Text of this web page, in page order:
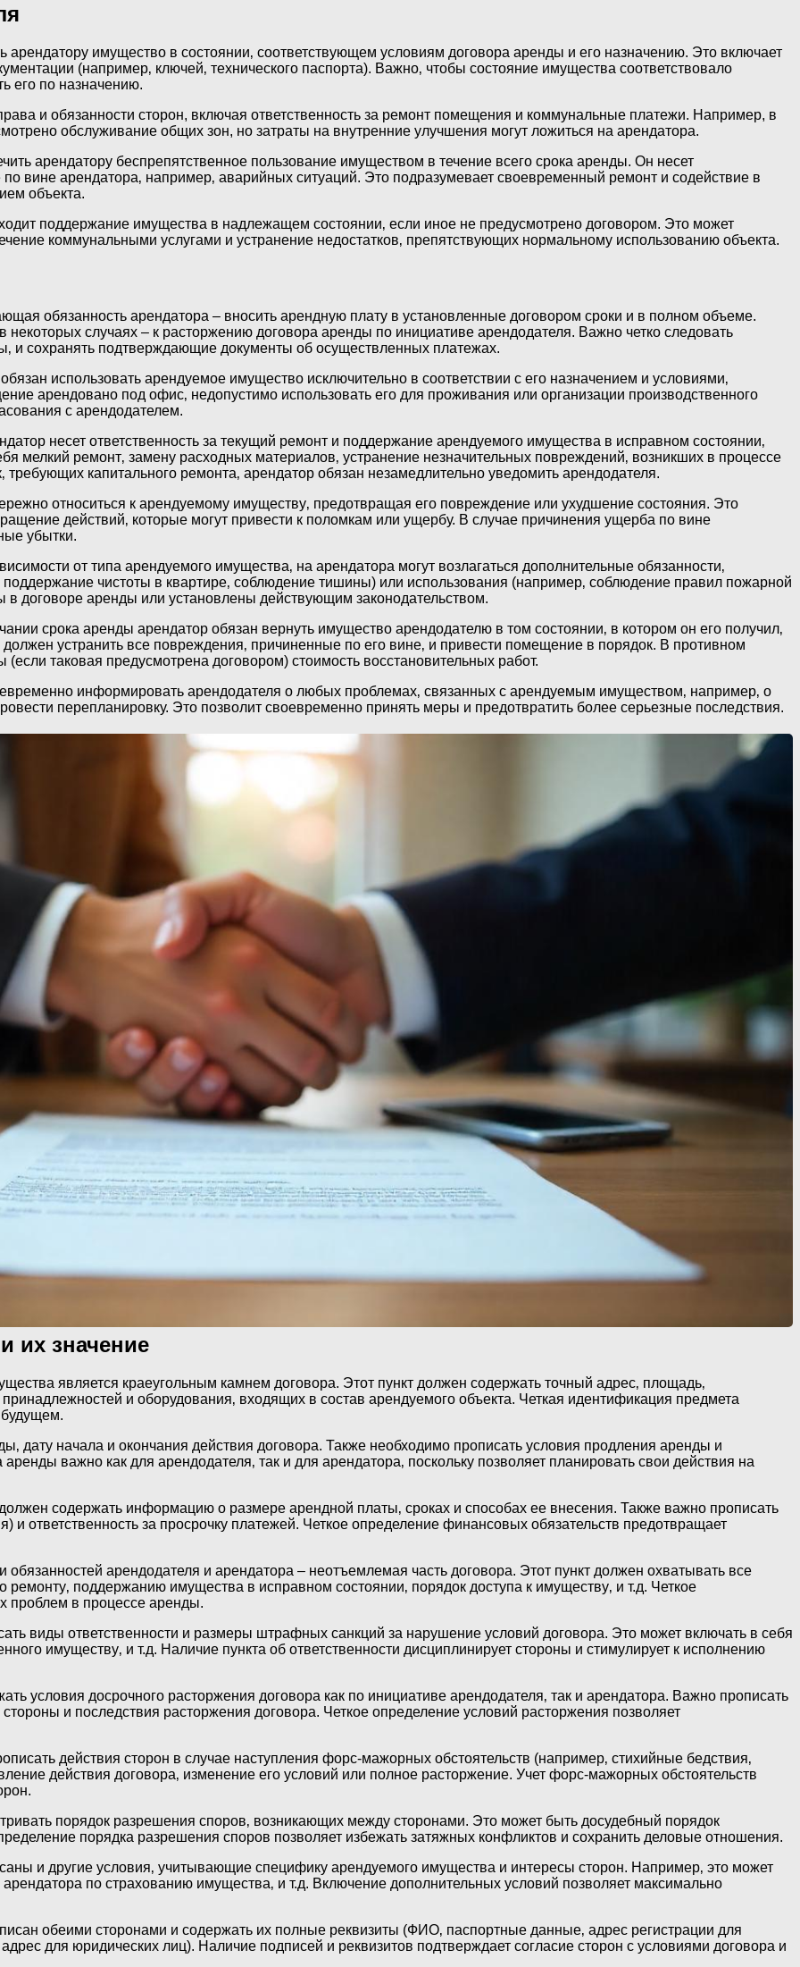
арендатору имущество в состоянии‚ соответствующем условиям договора аренды и его назначению. Это включает
(например‚ ключей‚ технического паспорта). Важно‚ чтобы состояние имущества соответствовало
его по назначению.
и обязанности сторон, включая ответственность за ремонт помещения и коммунальные платежи. Например, в
обслуживание общих зон, но затраты на внутренние улучшения могут ложиться на арендатора.
арендатору беспрепятственное пользование имуществом в течение всего срока аренды. Он несет
по вине арендатора‚ например‚ аварийных ситуаций. Это подразумевает своевременный ремонт и содействие в
объекта.
поддержание имущества в надлежащем состоянии‚ если иное не предусмотрено договором. Это может
коммунальными услугами и устранение недостатков‚ препятствующих нормальному использованию объекта.
обязанность арендатора – вносить арендную плату в установленные договором сроки и в полном объеме.
случаях – к расторжению договора аренды по инициативе арендодателя. Важно четко следовать
и сохранять подтверждающие документы об осуществленных платежах.
использовать арендуемое имущество исключительно в соответствии с его назначением и условиями‚
арендовано под офис‚ недопустимо использовать его для проживания или организации производственного
с арендодателем.
несет ответственность за текущий ремонт и поддержание арендуемого имущества в исправном состоянии‚
мелкий ремонт‚ замену расходных материалов‚ устранение незначительных повреждений‚ возникших в процессе
капитального ремонта‚ арендатор обязан незамедлительно уведомить арендодателя.
относиться к арендуемому имуществу‚ предотвращая его повреждение или ухудшение состояния. Это
действий‚ которые могут привести к поломкам или ущербу. В случае причинения ущерба по вине
убытки.
от типа арендуемого имущества‚ на арендатора могут возлагаться дополнительные обязанности‚
чистоты в квартире‚ соблюдение тишины) или использования (например‚ соблюдение правил пожарной
договоре аренды или установлены действующим законодательством.
срока аренды арендатор обязан вернуть имущество арендодателю в том состоянии‚ в котором он его получил‚
должен устранить все повреждения‚ причиненные по его вине‚ и привести помещение в порядок. В противном
таковая предусмотрена договором) стоимость восстановительных работ.
информировать арендодателя о любых проблемах‚ связанных с арендуемым имуществом‚ например‚ о
перепланировку. Это позволит своевременно принять меры и предотвратить более серьезные последствия.
их значение
является краеугольным камнем договора. Этот пункт должен содержать точный адрес‚ площадь‚
и оборудования‚ входящих в состав арендуемого объекта. Четкая идентификация предмета
дату начала и окончания действия договора. Также необходимо прописать условия продления аренды и
важно как для арендодателя‚ так и для арендатора‚ поскольку позволяет планировать свои действия на
содержать информацию о размере арендной платы‚ сроках и способах ее внесения. Также важно прописать
и ответственность за просрочку платежей. Четкое определение финансовых обязательств предотвращает
арендодателя и арендатора – неотъемлемая часть договора. Этот пункт должен охватывать все
поддержанию имущества в исправном состоянии‚ порядок доступа к имуществу‚ и т.д. Четкое
проблем в процессе аренды.
виды ответственности и размеры штрафных санкций за нарушение условий договора. Это может включать в себя
имуществу‚ и т.д. Наличие пункта об ответственности дисциплинирует стороны и стимулирует к исполнению
условия досрочного расторжения договора как по инициативе арендодателя‚ так и арендатора. Важно прописать
и последствия расторжения договора. Четкое определение условий расторжения позволяет
действия сторон в случае наступления форс-мажорных обстоятельств (например‚ стихийные бедствия‚
действия договора‚ изменение его условий или полное расторжение. Учет форс-мажорных обстоятельств
порядок разрешения споров‚ возникающих между сторонами. Это может быть досудебный порядок
порядка разрешения споров позволяет избежать затяжных конфликтов и сохранить деловые отношения.
и другие условия‚ учитывающие специфику арендуемого имущества и интересы сторон. Например‚ это может
по страхованию имущества‚ и т.д. Включение дополнительных условий позволяет максимально
обеими сторонами и содержать их полные реквизиты (ФИО‚ паспортные данные‚ адрес регистрации для
для юридических лиц). Наличие подписей и реквизитов подтверждает согласие сторон с условиями договора и